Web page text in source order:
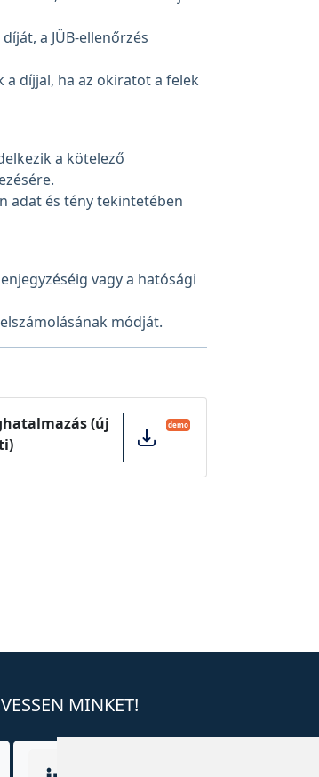
a JÜB-ellenőrzés
díjjal, ha az okiratot a felek
a kötelező
adat és tény tekintetében
vagy a hatósági
módját.
(új
demo
MINKET!